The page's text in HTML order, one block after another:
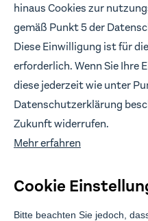
hinaus Cookies zur
gemäß Punkt 5 der
Diese Einwilligung ist für
erforderlich. Wenn Sie Ihre
diese jederzeit wie unter
Datenschutzerklärung
Zukunft widerrufen.
Mehr erfahren
Cookie
Bitte beachten Sie jedoch,
Wir freuen uns, wenn